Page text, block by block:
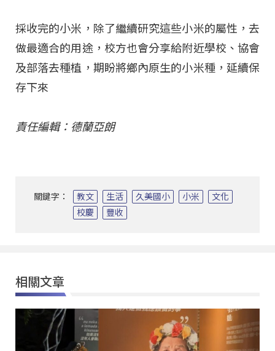
採收完的小米，除了繼續研究這些小米的屬性，去
做最適合的用途，校方也會分享給附近學校、協會
及部落去種植，期盼將鄉內原生的小米種，延續保
存下來
責任編輯：德蘭亞朗
關鍵字： 教文 生活 久美國小 小米
文化
校慶
豐收
相關文章